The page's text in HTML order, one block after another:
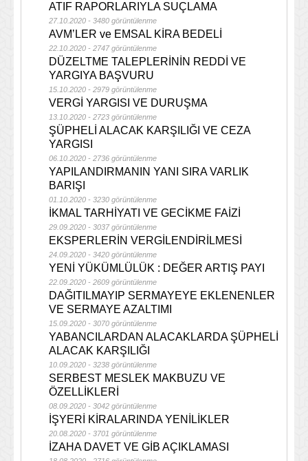
ATIF RAPORLARIYLA SUÇLAMA
27.10.2020 - 3480 görüntülenme
AVM’LER ve EMSAL KİRA BEDELİ
22.10.2020 - 2747 görüntülenme
DÜZELTME TALEPLERİNİN REDDİ VE
YARGIYA BAŞVURU
15.10.2020 - 2979 görüntülenme
VERGİ YARGISI VE DURUŞMA
13.10.2020 - 2723 görüntülenme
ŞÜPHELİ ALACAK KARŞILIĞI VE CEZA
YARGISI
06.10.2020 - 2736 görüntülenme
YAPILANDIRMANIN YANI SIRA VARLIK
BARIŞI
01.10.2020 - 3230 görüntülenme
İKMAL TARHİYATI VE GECİKME FAİZİ
29.09.2020 - 3037 görüntülenme
EKSPERLERİN VERGİLENDİRİLMESİ
24.09.2020 - 3420 görüntülenme
YENİ YÜKÜMLÜLÜK : DEĞER ARTIŞ PAYI
22.09.2020 - 2609 görüntülenme
DAĞITILMAYIP SERMAYEYE EKLENENLER
VE SERMAYE AZALTIMI
15.09.2020 - 3070 görüntülenme
YABANCILARDAN ALACAKLARDA ŞÜPHELİ
ALACAK KARŞILIĞI
10.09.2020 - 3238 görüntülenme
SERBEST MESLEK MAKBUZU VE
ÖZELLİKLERİ
08.09.2020 - 3042 görüntülenme
İŞYERİ KİRALARINDA YENİLİKLER
20.08.2020 - 3701 görüntülenme
İZAHA DAVET VE GİB AÇIKLAMASI